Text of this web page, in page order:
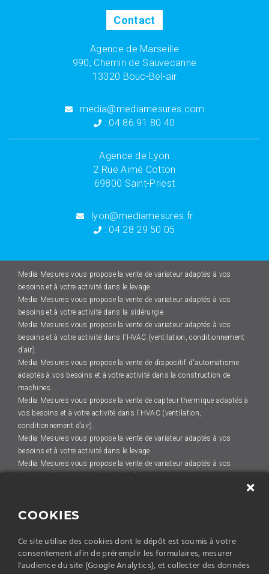
Contact
Agence de Marseille
990, Chemin de Sauvecanne
13320 Bouc-Bel-air
: media@mediamesures.com
: 04 86 91 80 40
Agence de Lyon
2 Rue Aimé Cotton
69800 Saint-Priest
: lyon@mediamesures.fr
: 04 28 29 50 05
Media Mesures vous propose la vente de variateur adaptés à vos
besoins et à votre activité dans le levage.
Media Mesures vous propose la vente de variateur adaptés à vos
besoins et à votre activité dans la sidérurgie.
Media Mesures vous propose la vente de variateur adaptés à vos
besoins et à votre activité dans l'HVAC (ventilation, conditionnement
d’air).
Media Mesures vous propose la vente de dispositif d'automatisme
adaptés à vos besoins et à votre activité dans la construction de
machines.
Media Mesures vous propose la vente de capteur thermique adaptés à
vos besoins et à votre activité dans l'HVAC (ventilation,
conditionnement d’air).
Media Mesures vous propose la vente de variateur adaptés à vos
besoins et à votre activité dans le levage.
Media Mesures vous propose la vente de variateur adaptés à vos
Media Mesures vous propose la vente de capteur thermique adaptés à
Media Mesures vous propose la vente de capteur thermique adaptés à
conditionnement d’air).
Media Mesures vous propose la vente de capteur de position adaptés
à vos besoins et à votre activité dans la plasturgie.
COOKIES
Ce site utilise des cookies dont le dépôt est soumis à votre
consentement afin de préremplir les formulaires, mesurer
l'audience du site (Google Analytics), et collecter des données